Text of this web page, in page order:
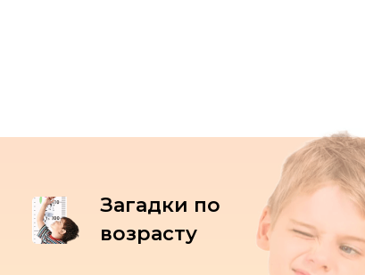
Загадки по
возрасту